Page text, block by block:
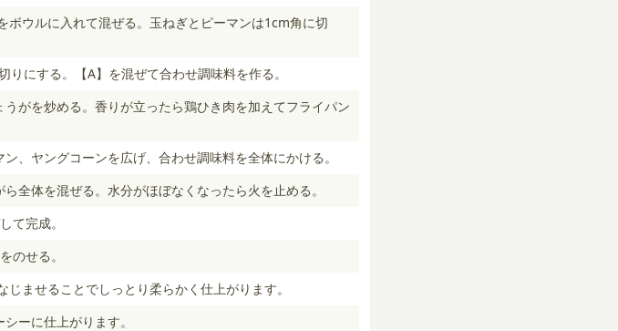
ボウルに入れて混ぜる。玉ねぎとピーマンは1cm角に切
にする。【A】を混ぜて合わせ調味料を作る。
がを炒める。香りが立ったら鶏ひき肉を加えてフライパン
、ヤングコーンを広げ、合わせ調味料を全体にかける。
全体を混ぜる。水分がほぼなくなったら火を止める。
て完成。
のせる。
ませることでしっとり柔らかく仕上がります。
ーに仕上がります。